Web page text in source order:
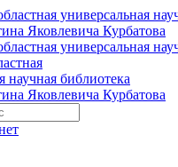
научная библиотека
Яковлевича Курбатова